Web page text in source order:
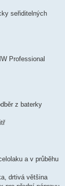
seřiditelných
Professional
z baterky
a v průběhu
drtivá většina